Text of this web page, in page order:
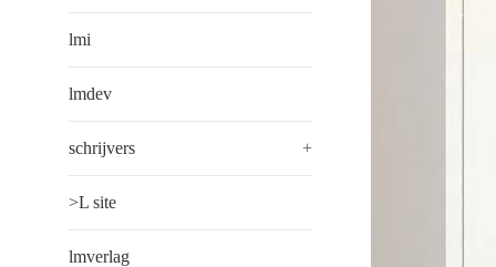
lmi
lmdev
schrijvers +
>L site
lmverlag